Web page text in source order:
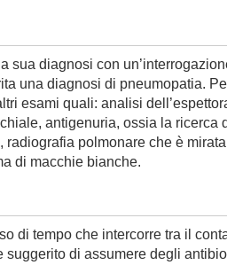
sua diagnosi con
una diagnosi di pneumopatia.
esami quali: analisi
antigenuria, ossia la ricerca
radiografia polmonare che è
di macchie bianche.
di tempo che intercorre tra il
suggerito di assumere degli